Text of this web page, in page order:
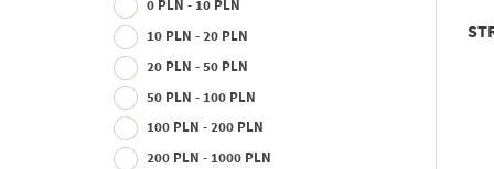
0 PLN - 10 PLN
10 PLN - 20 PLN
20 PLN - 50 PLN
50 PLN - 100 PLN
100 PLN - 200 PLN
200 PLN - 1000 PLN